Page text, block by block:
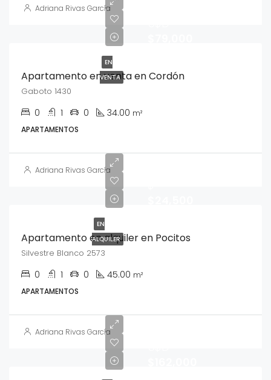
Adriana Rivas García
EN
VENTA
Apartamento en venta en Cordón
Gaboto 1430
0 1 0 34.00 m²
APARTAMENTOS
Adriana Rivas García
EN
ALQUILER
Apartamento en alquiler en Pocitos
Silvestre Blanco 2573
0 1 0 45.00 m²
APARTAMENTOS
Adriana Rivas García